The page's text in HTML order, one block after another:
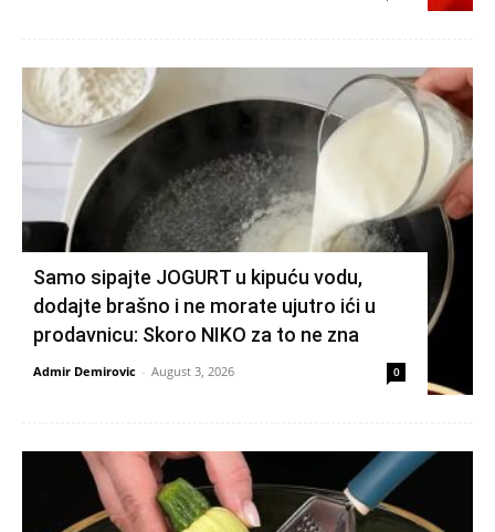
Samo sipajte JOGURT u kipuću vodu,
dodajte brašno i ne morate ujutro ići u
prodavnicu: Skoro NIKO za to ne zna
Admir Demirovic - August 3, 2026 0